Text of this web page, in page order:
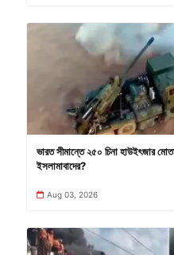
ভারত সীমান্তে ২৫০ চিনা হাউইৎজার
ইসলামাবাদের?
Aug 03, 2026